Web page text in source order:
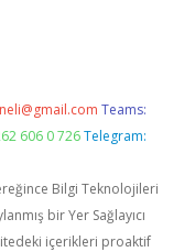
Teams:
606 0 726 Telegram:
Bilgi Teknolojileri
bir Yer Sağlayıcı
içerikleri proaktif